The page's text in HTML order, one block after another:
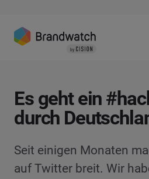
Es geht ein
durch
Seit einigen Monaten
auf Twitter breit. Wir